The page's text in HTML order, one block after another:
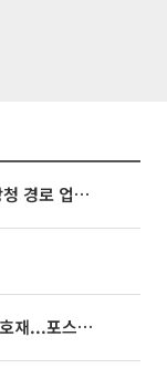
태풍 '돌핀' 오키나와 접근…일본기상청 경로 업데이트
[증시키워드] 반도체 충격 뚫은 개별 호재...포스코퓨처엠·에코프로·한화솔루션 '눈길'